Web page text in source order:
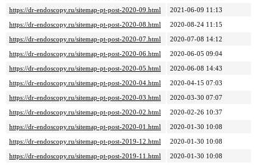
https://dr-endoscopy.ru/sitemap-pt-post-2020-09.html
2021-06-09 11:13
https://dr-endoscopy.ru/sitemap-pt-post-2020-08.html
2020-08-24 11:15
https://dr-endoscopy.ru/sitemap-pt-post-2020-07.html
2020-07-08 14:12
https://dr-endoscopy.ru/sitemap-pt-post-2020-06.html
2020-06-05 09:04
https://dr-endoscopy.ru/sitemap-pt-post-2020-05.html
2020-06-08 14:43
https://dr-endoscopy.ru/sitemap-pt-post-2020-04.html
2020-04-15 07:03
https://dr-endoscopy.ru/sitemap-pt-post-2020-03.html
2020-03-30 07:07
https://dr-endoscopy.ru/sitemap-pt-post-2020-02.html
2020-02-26 10:37
https://dr-endoscopy.ru/sitemap-pt-post-2020-01.html
2020-01-30 10:08
https://dr-endoscopy.ru/sitemap-pt-post-2019-12.html
2020-01-30 10:08
https://dr-endoscopy.ru/sitemap-pt-post-2019-11.html
2020-01-30 10:08